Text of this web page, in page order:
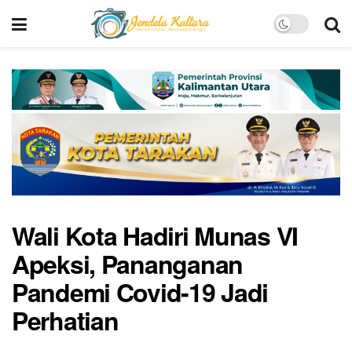
Wali Kota Hadiri Munas VI
Apeksi, Pananganan
Pandemi Covid-19 Jadi
Perhatian